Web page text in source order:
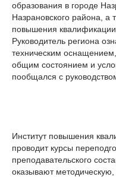
образования в городе
Назрановского района,
повышения
Руководитель региона
техническим
общим состоянием и
пообщался с
Институт повышения
проводит курсы
преподавательского
оказывают